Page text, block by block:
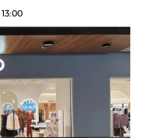
13:00